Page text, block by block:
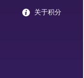
关于积分